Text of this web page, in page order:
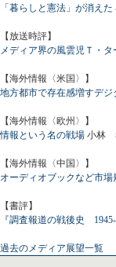
「暮らしと憲法」が消えた
【放送時評】
メディア界の風雲児Ｔ・
【海外情報〈米国〉】
地方都市で存在感増すデジ
【海外情報〈欧州〉】
情報という名の戦場 小林
【海外情報〈中国〉】
オーディオブックなど市場
【書評】
『調査報道の戦後史 1945-
過去のメディア展望一覧